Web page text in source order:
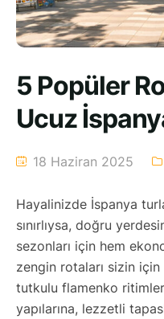
5 Popüler
Ucuz
18 Haziran 2025
Hayalinizde İspanya
sınırlıysa, doğru
sezonları için hem
zengin rotaları sizin için
tutkulu flamenko
yapılarına, lezzetli